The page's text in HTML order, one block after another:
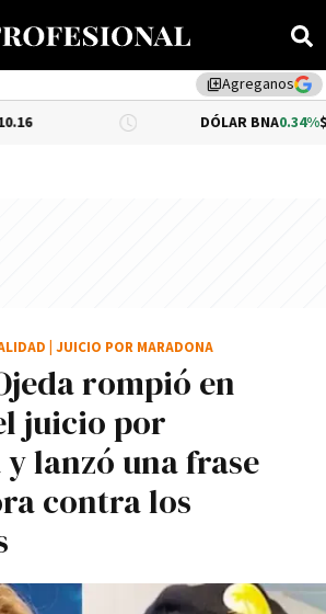
library_addAgreganos
DÓLAR BNA 0.34%$1,520.00
rompió en
juicio por
lanzó una frase
contra los
JUICIO POR MARADONA